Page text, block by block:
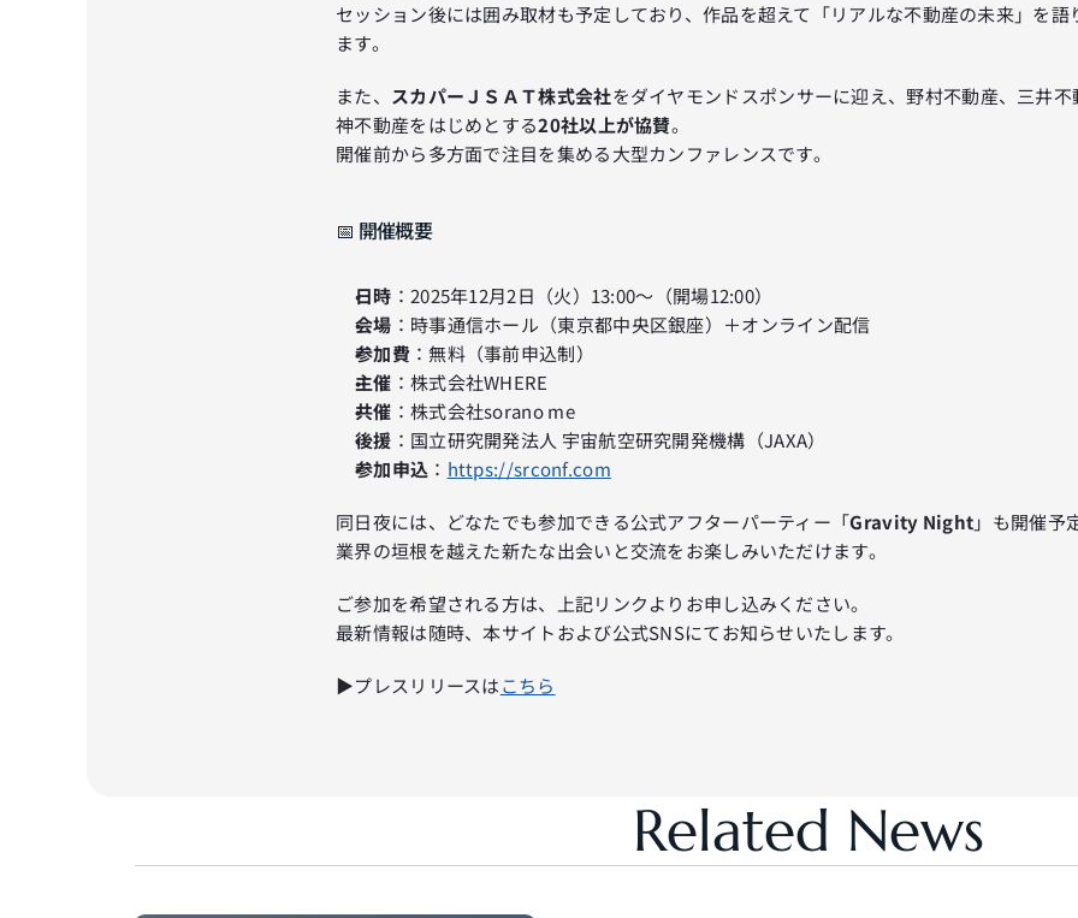
セッション後には囲み取材も予定しており、作品を超えて「リアルな不動産の未来」を
ます。
また、 スカパーＪＳＡＴ株式会社をダイヤモンドスポンサーに迎え、野村不動産、三井
神不動産をはじめとする20社以上が協賛。
開催前から多方面で注目を集める大型カンファレンスです。
📅 開催概要
日時 ：2025年12月2日（火）13:00〜（開場12:00）
会場 ：時事通信ホール（東京都中央区銀座）＋オンライン配信
参加費：無料（事前申込制）
主催 ：株式会社WHERE
共催 ：株式会社sorano me
後援 ：国立研究開発法人 宇宙航空研究開発機構（JAXA）
参加申込 ： https://srconf.com
同日夜には、どなたでも参加できる公式アフターパーティー「Gravity Night」も開催予
業界の垣根を越えた新たな出会いと交流をお楽しみいただけます。
ご参加を希望される方は、上記リンクよりお申し込みください。
最新情報は随時、本サイトおよび公式SNSにてお知らせいたします。
▶プレスリリースはこちら
Related News